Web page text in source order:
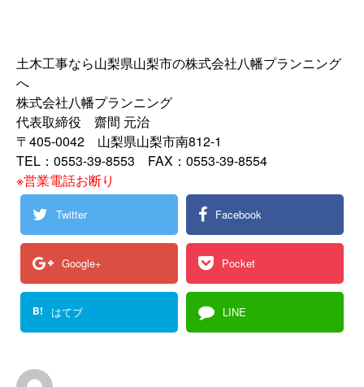
土木工事なら山梨県山梨市の株式会社八幡プランニング
へ
株式会社八幡プランニング
代表取締役 齋間 元治
〒405-0042 山梨県山梨市南812-1
TEL：0553-39-8553 FAX：0553-39-8554
※営業電話お断り
Twitter Facebook
Google+ Pocket
B! はてブ LINE